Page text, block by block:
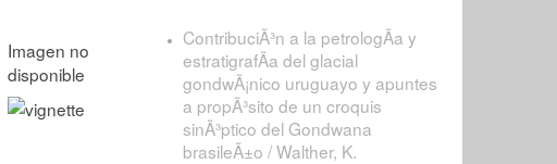
ContribuciÃ³n a la petrologÃ­a y
estratigrafÃ­a del glacial
gondwÃ¡nico uruguayo y apuntes
a propÃ³sito de un croquis
sinÃ³ptico del Gondwana
brasileÃ±o / Walther, K.